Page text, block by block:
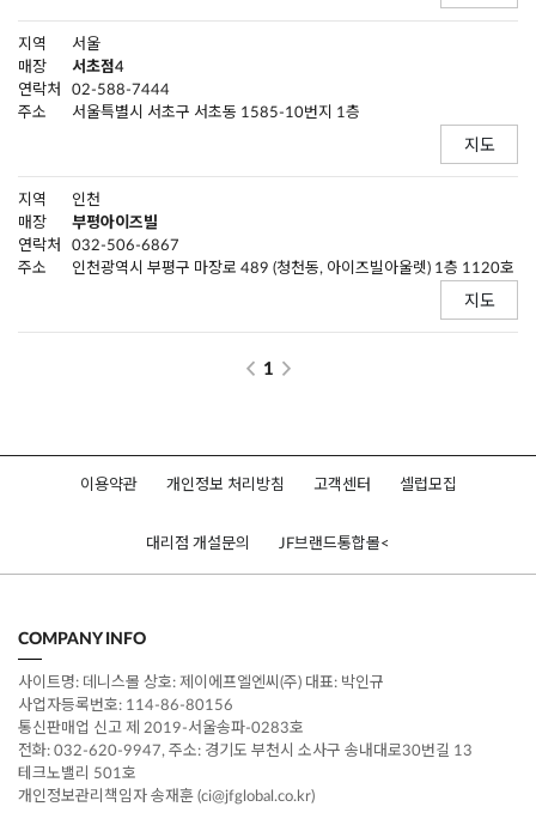
지역
서울
매장
서초점4
연락처
02-588-7444
주소
서울특별시 서초구 서초동 1585-10번지 1층
지도
지역
인천
매장
부평아이즈빌
연락처
032-506-6867
주소
인천광역시 부평구 마장로 489 (청천동, 아이즈빌아울렛) 1층 1120호
지도
1
이용약관 개인정보 처리방침 고객센터 셀럽모집
대리점 개설문의 JF브랜드통합몰<
COMPANY INFO
사이트명: 데니스몰 상호: 제이에프엘엔씨(주) 대표: 박인규
사업자등록번호: 114-86-80156
통신판매업 신고 제 2019-서울송파-0283호
전화: 032-620-9947, 주소: 경기도 부천시 소사구 송내대로30번길 13
테크노밸리 501호
개인정보관리책임자 송재훈 (ci@jfglobal.co.kr)